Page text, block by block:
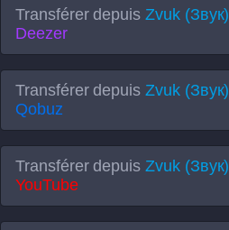
Transférer depuisZvuk (Звук)
Deezer
Transférer depuisZvuk (Звук)
Qobuz
Transférer depuisZvuk (Звук)
YouTube